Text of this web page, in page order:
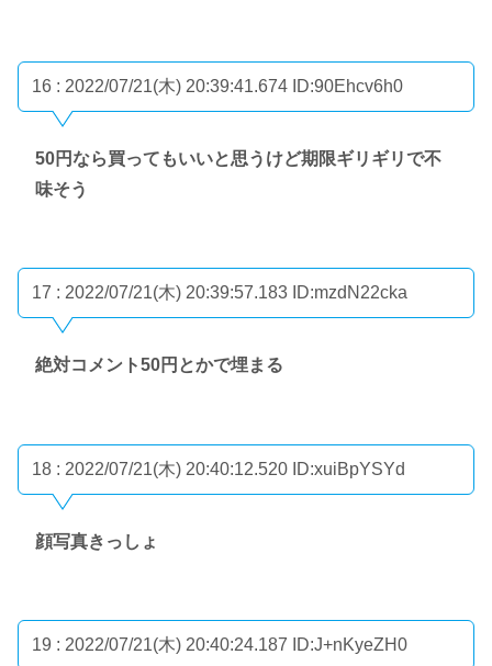
16 : 2022/07/21(木) 20:39:41.674 ID:90Ehcv6h0
50円なら買ってもいいと思うけど期限ギリギリで不
味そう
17 : 2022/07/21(木) 20:39:57.183 ID:mzdN22cka
絶対コメント50円とかで埋まる
18 : 2022/07/21(木) 20:40:12.520 ID:xuiBpYSYd
顔写真きっしょ
19 : 2022/07/21(木) 20:40:24.187 ID:J+nKyeZH0